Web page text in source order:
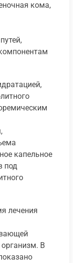
кома,
капельное
под
лечения
В